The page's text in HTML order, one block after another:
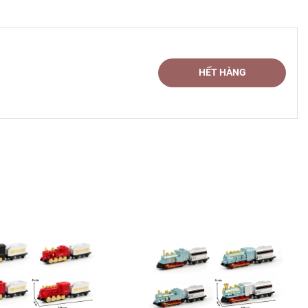
HẾT HÀNG